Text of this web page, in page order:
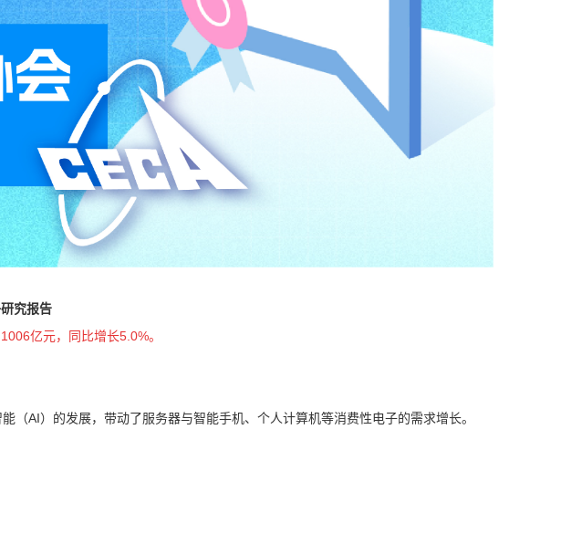
究报告
亿元，同比增长5.0%。
能（AI）的发展，带动了服务器与智能手机、个人计算机等消费性电子的需求增长。